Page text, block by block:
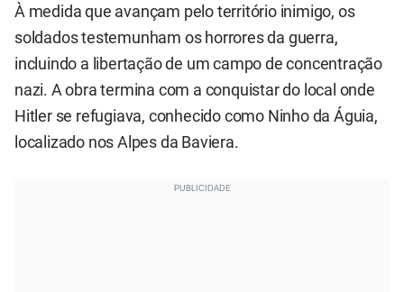
À medida que avançam pelo território inimigo, os
soldados testemunham os horrores da guerra,
incluindo a libertação de um campo de concentração
nazi. A obra termina com a conquistar do local onde
Hitler se refugiava, conhecido como Ninho da Águia,
localizado nos Alpes da Baviera.